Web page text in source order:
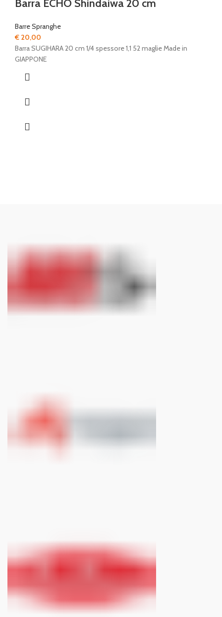
Barra ECHO Shindaiwa 20 cm
Barre Spranghe
€ 20,00
Barra SUGIHARA 20 cm 1/4 spessore 1,1 52 maglie Made in
GIAPPONE